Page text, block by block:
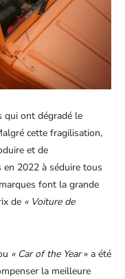
qui ont dégradé le
cette fragilisation,
et de
2022 à séduire tous
font la grande
de « Voiture de
« Car of the Year» a été
la meilleure